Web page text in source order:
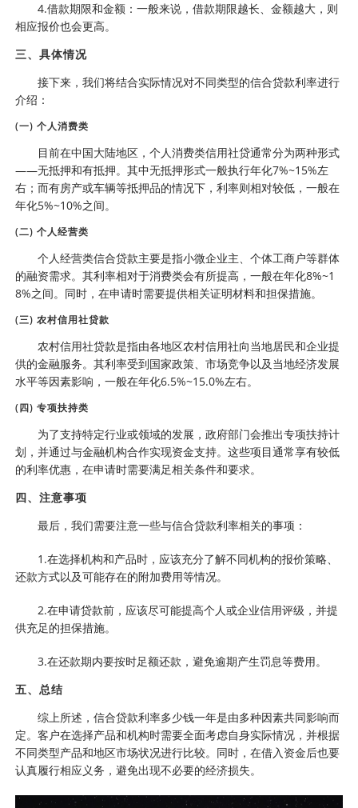
4.借款期限和金额：一般来说，借款期限越长、金额越大，则
相应报价也会更高。
三、具体情况
接下来，我们将结合实际情况对不同类型的信合贷款利率进行
介绍：
(一) 个人消费类
目前在中国大陆地区，个人消费类信用社贷通常分为两种形式
——无抵押和有抵押。其中无抵押形式一般执行年化7%~15%左
右；而有房产或车辆等抵押品的情况下，利率则相对较低，一般在
年化5%~10%之间。
(二) 个人经营类
个人经营类信合贷款主要是指小微企业主、个体工商户等群体
的融资需求。其利率相对于消费类会有所提高，一般在年化8%~1
8%之间。同时，在申请时需要提供相关证明材料和担保措施。
(三) 农村信用社贷款
农村信用社贷款是指由各地区农村信用社向当地居民和企业提
供的金融服务。其利率受到国家政策、市场竞争以及当地经济发展
水平等因素影响，一般在年化6.5%~15.0%左右。
(四) 专项扶持类
为了支持特定行业或领域的发展，政府部门会推出专项扶持计
划，并通过与金融机构合作实现资金支持。这些项目通常享有较低
的利率优惠，在申请时需要满足相关条件和要求。
四、注意事项
最后，我们需要注意一些与信合贷款利率相关的事项：
1.在选择机构和产品时，应该充分了解不同机构的报价策略、
还款方式以及可能存在的附加费用等情况。
2.在申请贷款前，应该尽可能提高个人或企业信用评级，并提
供充足的担保措施。
3.在还款期内要按时足额还款，避免逾期产生罚息等费用。
五、总结
综上所述，信合贷款利率多少钱一年是由多种因素共同影响而
定。客户在选择产品和机构时需要全面考虑自身实际情况，并根据
不同类型产品和地区市场状况进行比较。同时，在借入资金后也要
认真履行相应义务，避免出现不必要的经济损失。